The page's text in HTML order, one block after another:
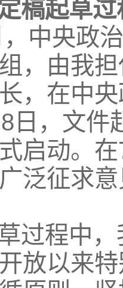
稿起草过
中央政
，由我
，在中
日，文件
启动。
泛征求
过程中
放以来